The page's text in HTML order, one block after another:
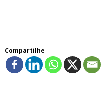
Compartilhe